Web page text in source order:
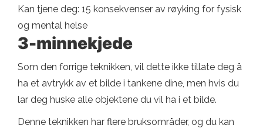
Kan tjene deg: 15 konsekvenser av røyking for fysisk
og mental helse
3-minnekjede
Som den forrige teknikken, vil dette ikke tillate deg å
ha et avtrykk av et bilde i tankene dine, men hvis du
lar deg huske alle objektene du vil ha i et bilde.
Denne teknikken har flere bruksområder, og du kan